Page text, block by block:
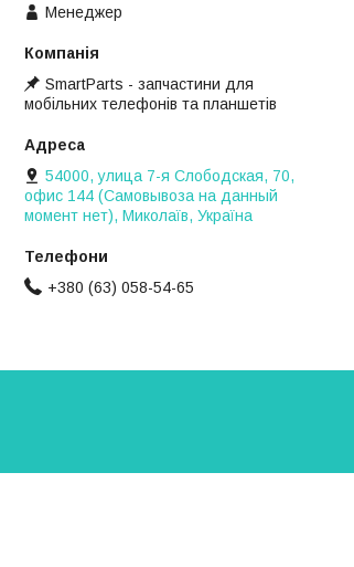
Менеджер
SmartParts - запчастини для
мобільних телефонів та планшетів
54000, улица 7-я Слободская, 70,
офис 144 (Самовывоза на данный
момент нет), Миколаїв, Україна
+380 (63) 058-54-65